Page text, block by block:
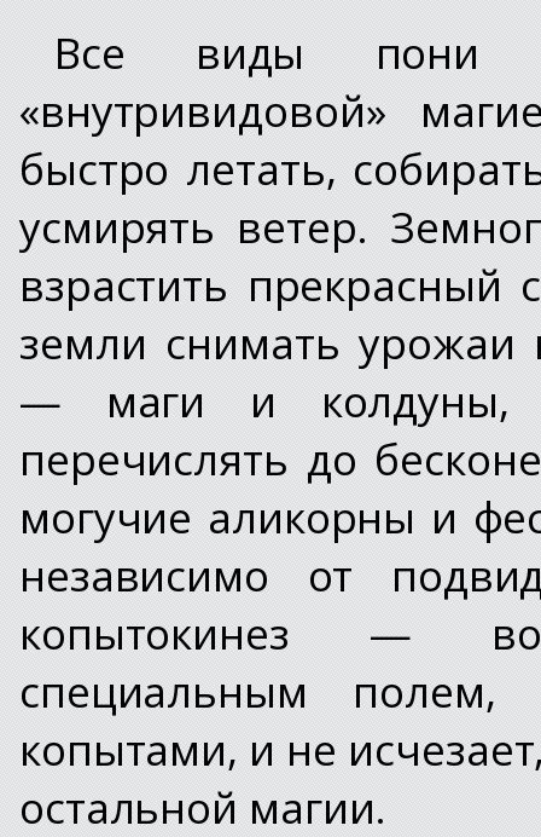
Все виды пони
«внутривидовой»
быстро летать,
усмирять ветер.
взрастить прекрасный
земли снимать урожаи
— маги и колдуны,
перечислять до
могучие аликорны и
независимо от
копытокинез —
специальным полем,
копытами, и не
остальной магии.